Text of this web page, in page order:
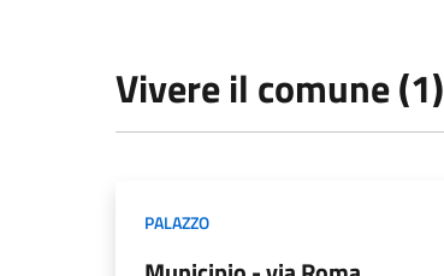
Vivere il comune (1)
PALAZZO